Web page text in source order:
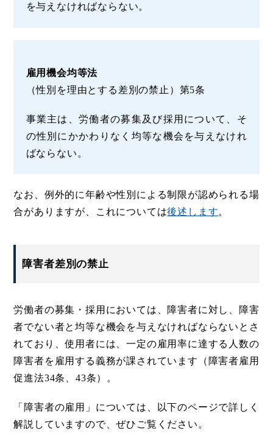
を与えなければならない。
雇用機会均等法
（性別を理由とする差別の禁止）第5条
事業主は、労働者の募集及び採用について、そ
の性別にかかわりなく均等な機会を与えなけれ
ばならない。
なお、例外的に年齢や性別による制限が認められる場
合がありますが、これについては後述します。
障害者差別の禁止
労働者の募集・採用においては、障害者に対し、障害
者でない者と均等な機会を与えなければならないとさ
れており、使用者には、一定の雇用率に達する人数の
障害者を雇用する義務が課されています（障害者雇用
促進法34条、43条）。
「障害者の雇用」については、以下のページで詳しく
解説していますので、ぜひご覧ください。